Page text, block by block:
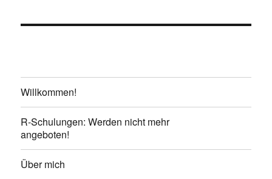
Willkommen!
R-Schulungen: Werden nicht mehr
angeboten!
Über mich